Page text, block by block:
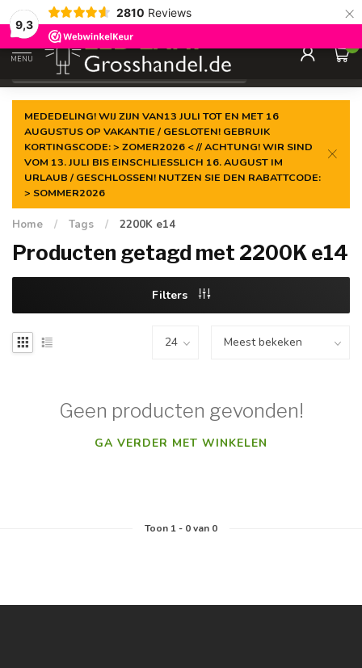
9,3
2810 Reviews ×
Gegarandeerde delaagste prijs
MENU
0
MEDEDELING! WIJ ZIJN VAN13 JULI TOT EN MET 16
AUGUSTUS OP VAKANTIE / GESLOTEN! GEBRUIK
KORTINGSCODE: > ZOMER2026 < // ACHTUNG! WIR SIND
VOM 13. JULI BIS EINSCHLIESSLICH 16. AUGUST IM
URLAUB / GESCHLOSSEN! NUTZEN SIE DEN RABATTCODE:
> SOMMER2026
Home / Tags / 2200K e14
Producten getagd met 2200K e14
Filters
Geen producten gevonden!
GA VERDER MET WINKELEN
Toon 1- 0van 0